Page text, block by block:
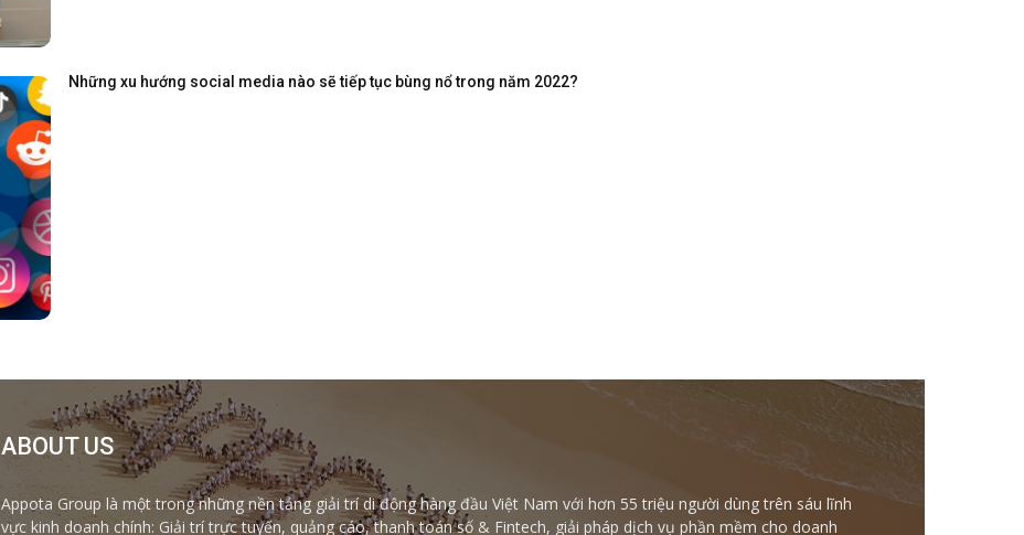
Những xu hướng social media nào sẽ tiếp tục bùng nổ trong năm 2022?
ABOUT US
Appota Group là một trong những nền tảng giải trí di động hàng đầu Việt Nam với hơn 55 triệu người dùng trên sáu lĩnh
vực kinh doanh chính: Giải trí trực tuyến, quảng cáo, thanh toán số & Fintech, giải pháp dịch vụ phần mềm cho doanh